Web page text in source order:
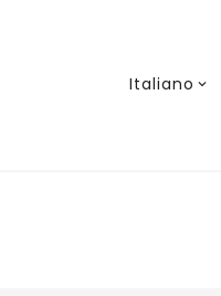
Lingua
Italiano